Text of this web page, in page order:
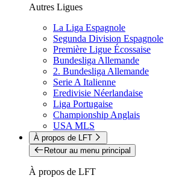
Autres Ligues
La Liga Espagnole
Segunda Division Espagnole
Première Ligue Écossaise
Bundesliga Allemande
2. Bundesliga Allemande
Serie A Italienne
Eredivisie Néerlandaise
Liga Portugaise
Championship Anglais
USA MLS
À propos de LFT
Retour au menu principal
À propos de LFT